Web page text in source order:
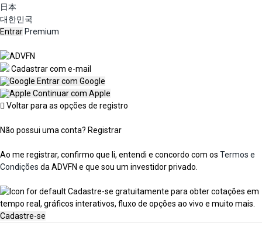
日本
대한민국
Entrar Premium
Cadastrar com e-mail
Entrar com Google
Continuar com Apple
Voltar para as opções de registro
Não possui uma conta? Registrar
Ao me registrar, confirmo que li, entendi e concordo com os Termos e
Condições da ADVFN e que sou um investidor privado.
Cadastre-se gratuitamente para obter cotações em
tempo real, gráficos interativos, fluxo de opções ao vivo e muito mais.
Cadastre-se